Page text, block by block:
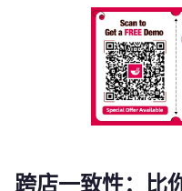
跨店一致性：比